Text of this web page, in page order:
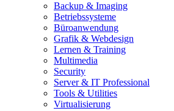
Backup & Imaging
Betriebssysteme
Büroanwendung
Grafik & Webdesign
Lernen & Training
Multimedia
Security
Server & IT Professional
Tools & Utilities
Virtualisierung